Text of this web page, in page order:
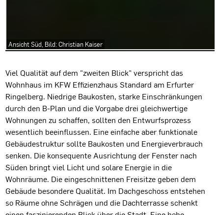
Ansicht Süd, Bild: Christian Kaiser
Viel Qualität auf dem "zweiten Blick" verspricht das
Wohnhaus im KFW Effizienzhaus Standard am Erfurter
Ringelberg. Niedrige Baukosten, starke Einschränkungen
durch den B-Plan und die Vorgabe drei gleichwertige
Wohnungen zu schaffen, sollten den Entwurfsprozess
wesentlich beeinflussen. Eine einfache aber funktionale
Gebäudestruktur sollte Baukosten und Energieverbrauch
senken. Die konsequente Ausrichtung der Fenster nach
Süden bringt viel Licht und solare Energie in die
Wohnräume. Die eingeschnittenen Freisitze geben dem
Gebäude besondere Qualität. Im Dachgeschoss entstehen
so Räume ohne Schrägen und die Dachterrasse schenkt